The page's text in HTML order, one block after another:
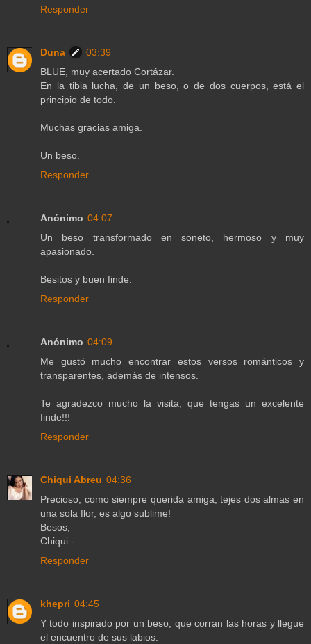
Responder
Duna
03:39
BLUE, muy acertado Cortázar.
En la tibia lucha, de un beso, o de dos cuerpos, está el
principio de todo.
Muchas gracias amiga.
Un beso.
Responder
Anónimo 04:07
Un beso transformado en soneto, hermoso y muy
apasionado.
Besitos y buen finde.
Responder
Anónimo 04:09
Me gustó mucho encontrar estos versos románticos y
transparentes, además de intensos.
Te agradezco mucho la visita, que tengas un excelente
finde!!!
Responder
Chiqui Abreu 04:36
Precioso, como siempre querida amiga, tejes dos almas en
una sola flor, es algo sublime!
Besos,
Chiqui.-
Responder
khepri 04:45
Y todo inspirado por un beso, que corran las horas y llegue
el encuentro de sus labios.